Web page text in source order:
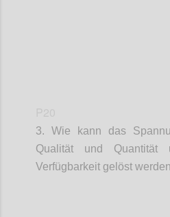
3. Wie kann das
Qualität und Quantität
Verfügbarkeit gelöst